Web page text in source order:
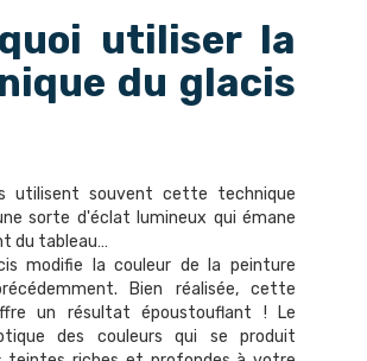
utiliser la
du glacis
utilisent souvent cette technique
sorte d'éclat lumineux qui émane
du tableau…
modifie la couleur de la peinture
Bien réalisée, cette
un résultat époustouflant ! Le
des couleurs qui se produit